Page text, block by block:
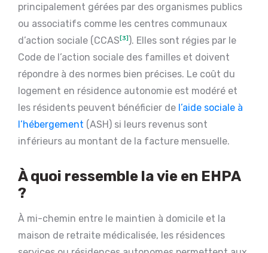
principalement gérées par des organismes publics
ou associatifs comme les centres communaux
d’action sociale (CCAS [3] ). Elles sont régies par le
Code de l’action sociale des familles et doivent
répondre à des normes bien précises. Le coût du
logement en résidence autonomie est modéré et
les résidents peuvent bénéficier de l’aide sociale à
l’hébergement (ASH) si leurs revenus sont
inférieurs au montant de la facture mensuelle.
À quoi ressemble la vie en EHPA
?
À mi-chemin entre le maintien à domicile et la
maison de retraite médicalisée, les résidences